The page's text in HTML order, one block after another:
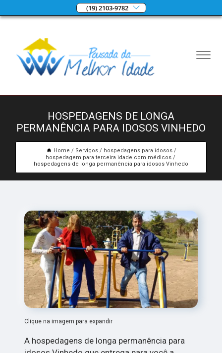
(19) 2103-9782
HOSPEDAGENS DE LONGA
PERMANÊNCIA PARA IDOSOS VINHEDO
Home Serviços
hospedagens para idosos
hospedagem para terceira idade com médicos
hospedagens de longa permanência para idosos Vinhedo
Clique na imagem para expandir
A hospedagens de longa permanência para